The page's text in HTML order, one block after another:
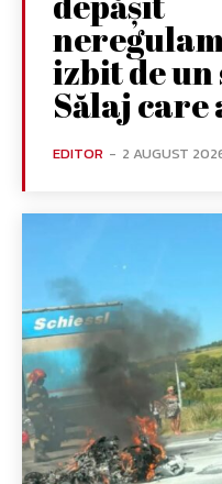
izbit de
Sălaj care
EDITOR - 2 AUGUST